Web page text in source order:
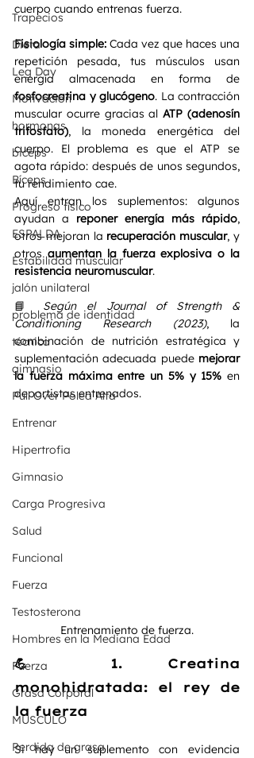
Trapecios
Dieta
Leg Day
Motivación
hormonas
biceps
Bíceps
Progreso físico
ESPALDA
Estabilidad muscular
jalón unilateral
problema de identidad
técnica
gimnasio
Pull Over Polea Alta
Entrenar
Hipertrofia
Gimnasio
Carga Progresiva
Salud
Funcional
Fuerza
Testosterona
Hombres en la Mediana Edad
Fuerza
Grasa Corporal
MÚSCULO
Perdida de grasa
cuerpo cuando entrenas fuerza.
Fisiología simple: Cada vez que haces una
repetición pesada, tus músculos usan
fosfocreatina y glucógeno. La contracción
muscular ocurre gracias al ATP (adenosín
trifosfato), la moneda energética del
cuerpo. El problema es que el ATP se
agota rápido: después de unos segundos,
tu rendimiento cae.
Aquí entran los suplementos: algunos
ayudan a reponer energía más rápido,
otros mejoran la recuperación muscular, y
otros aumentan la fuerza explosiva o la
resistencia neuromuscular.
📘 Según el Journal of Strength &
Conditioning Research (2023), la
combinación de nutrición estratégica y
suplementación adecuada puede mejorar
la fuerza máxima entre un 5% y 15% en
deportistas entrenados.
Entrenamiento de fuerza.
💪 1. Creatina
monohidratada: el rey de
la fuerza
Si hay un suplemento con evidencia